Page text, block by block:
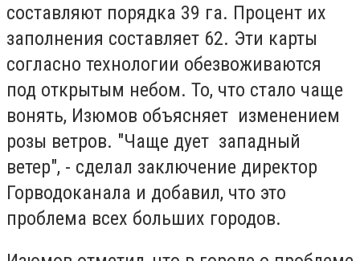
составляют порядка 39 га. Процент их
заполнения составляет 62. Эти карты
согласно технологии обезвоживаются
под открытым небом. То, что стало чаще
вонять, Изюмов объясняет изменением
розы ветров. "Чаще дует западный
ветер", - сделал заключение директор
Горводоканала и добавил, что это
проблема всех больших городов.